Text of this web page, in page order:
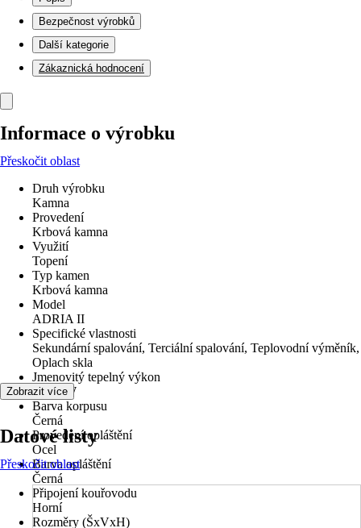
Bezpečnost výrobků
Další kategorie
Zákaznická hodnocení
Informace o výrobku
Přeskočit oblast
Druh výrobku
Kamna
Provedení
Krbová kamna
Využití
Topení
Typ kamen
Krbová kamna
Model
ADRIA II
Specifické vlastnosti
Sekundární spalování, Terciální spalování, Teplovodní výměník,
Oplach skla
Jmenovitý tepelný výkon
10,5 kW
Barva korpusu
Černá
Provedení opláštění
Ocel
Barva opláštění
Černá
Připojení kouřovodu
Horní
Rozměry (ŠxVxH)
Zobrazit více
Datové listy
Přeskočit oblast